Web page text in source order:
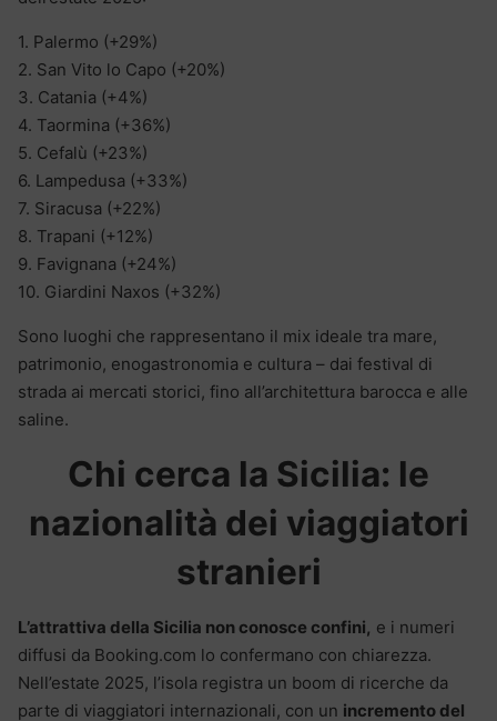
1. Palermo (+29%)
2. San Vito lo Capo (+20%)
3. Catania (+4%)
4. Taormina (+36%)
5. Cefalù (+23%)
6. Lampedusa (+33%)
7. Siracusa (+22%)
8. Trapani (+12%)
9. Favignana (+24%)
10. Giardini Naxos (+32%)
Sono luoghi che rappresentano il mix ideale tra mare,
patrimonio, enogastronomia e cultura – dai festival di
strada ai mercati storici, fino all’architettura barocca e alle
saline.
Chi cerca la Sicilia: le
nazionalità dei viaggiatori
stranieri
L’attrattiva della Sicilia non conosce confini, e i numeri
diffusi da Booking.com lo confermano con chiarezza.
Nell’estate 2025, l’isola registra un boom di ricerche da
parte di viaggiatori internazionali, con un incremento del